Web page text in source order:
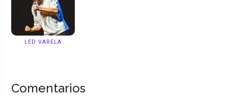
LED VARELA
Comentarios